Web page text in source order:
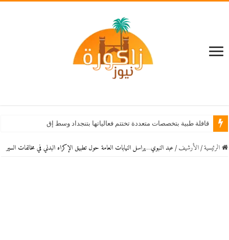
الرئيسية / اﻷرشيف / عبد النبوي…يراسل النيابات العامة حول تطبيق الإكراه البدني في مخالفات السير